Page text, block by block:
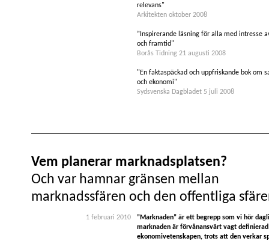
relevans"
Arkitekten oktober 2008
”Inspirerande läsning för alla med intresse
och framtid"
Borås Tidning 21 augusti 2008
"En faktaspäckad och uppfriskande bok om
och ekonomi"
Sydsvenska Dagbladet 5 juli 2008
Vem planerar marknadsplatsen?
Och var hamnar gränsen mellan
marknadssfären och den offentliga
1 februari 2010
”Marknaden” är ett begrepp som vi hör
marknaden är förvånansvärt vagt
ekonomivetenskapen, trots att den verkar